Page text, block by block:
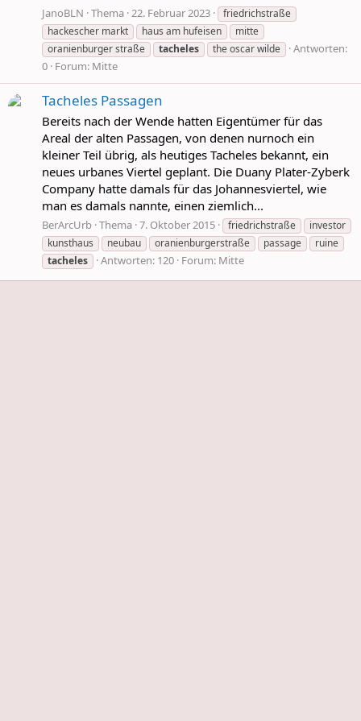
JanoBLN Thema 22. Februar 2023
friedrichstraße
hackescher markt
haus am hufeisen
mitte
oranienburger straße
tacheles the oscar wilde
Antworten:
0 Forum: Mitte
Tacheles Passagen
Bereits nach der Wende hatten Eigentümer für das
Areal der alten Passagen, von denen nurnoch ein
kleiner Teil übrig, als heutiges Tacheles bekannt, ein
neues urbanes Viertel geplant. Die Duany Plater-Zyberk
Company hatte damals für das Johannesviertel, wie
man es damals nannte, einen ziemlich...
BerArcUrb Thema 7. Oktober 2015 friedrichstraße
investor
kunsthaus
neubau oranienburgerstraße passage
ruine
tacheles
Antworten: 120 Forum: Mitte